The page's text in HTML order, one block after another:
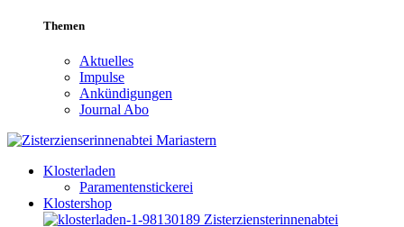
Themen
Aktuelles
Impulse
Ankündigungen
Journal Abo
Klosterladen
Paramentenstickerei
Klostershop